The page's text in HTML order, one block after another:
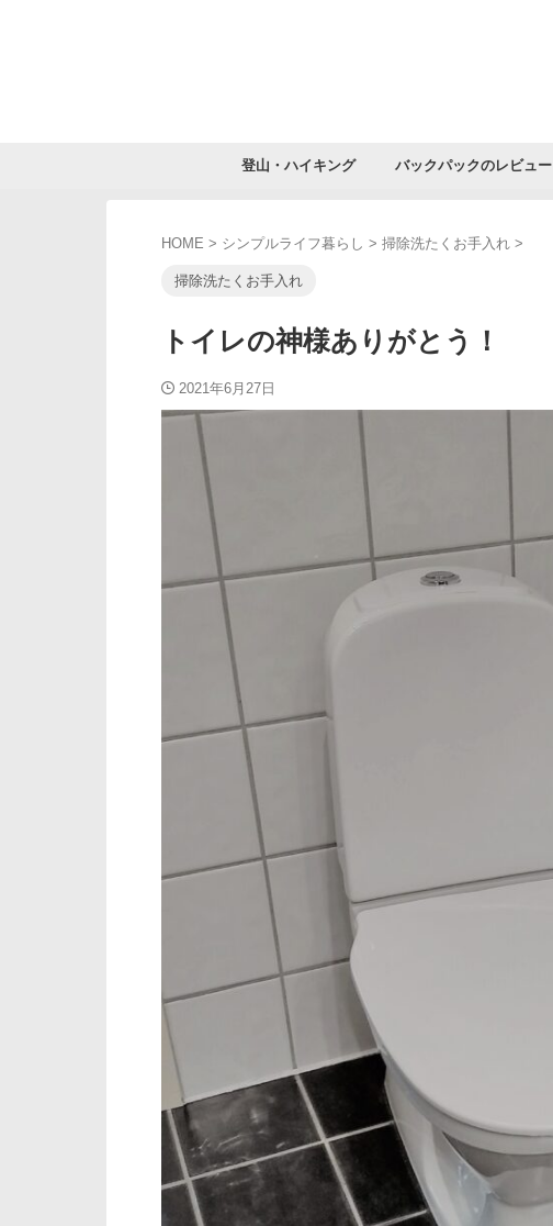
登山・ハイキング バックパックのレビュー
HOME > シンプルライフ暮らし > 掃除洗たくお手入れ >
掃除洗たくお手入れ
トイレの神様ありがとう！
2021年6月27日